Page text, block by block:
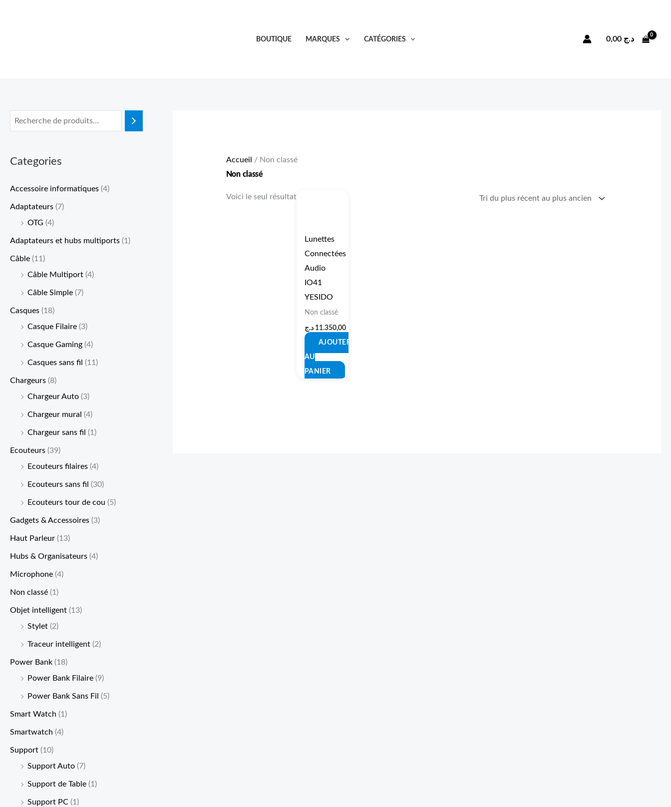
BOUTIQUE MARQUES CATÉGORIES Rechercher0,00 د.ج
Categories
Accessoire informatiques (4)
Adaptateurs (7)
OTG (4)
Adaptateurs et hubs multiports (1)
Câble (11)
Câble Multiport (4)
Câble Simple (7)
Casques (18)
Casque Filaire (3)
Casque Gaming (4)
Casques sans fil (11)
Chargeurs (8)
Chargeur Auto (3)
Chargeur mural (4)
Chargeur sans fil (1)
Ecouteurs (39)
Ecouteurs filaires (4)
Ecouteurs sans fil (30)
Ecouteurs tour de cou (5)
Gadgets & Accessoires (3)
Haut Parleur (13)
Hubs & Organisateurs (4)
Microphone (4)
Non classé (1)
Objet intelligent (13)
Stylet (2)
Traceur intelligent (2)
Power Bank (18)
Power Bank Filaire (9)
Power Bank Sans Fil (5)
Smart Watch (1)
Smartwatch (4)
Support (10)
Support Auto (7)
Support de Table (1)
Support PC (1)
Accueil
/ Non classé
Non classé
Voici le seul résultat
Lunettes
Connectées
Audio
IO41
YESIDO
Non classé
11.350,00 د.ج
AJOUTER
AU
PANIER